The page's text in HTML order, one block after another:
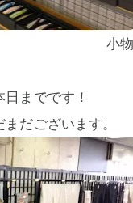
小
までです！
だございます。